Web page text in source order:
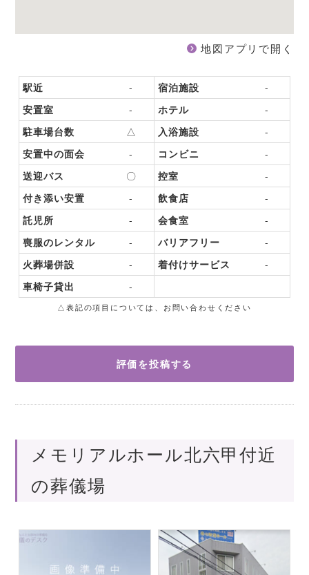
地図アプリで開く
駅近 - 宿泊施設
-
安置室
- ホテル
-
駐車場台数
△ 入浴施設
-
安置中の面会
- コンビニ
-
送迎バス
〇 控室
-
付き添い安置
- 飲食店
-
託児所
- 会食室
-
喪服のレンタル
- バリアフリー
-
火葬場併設
- 着付けサービス
-
車椅子貸出
-
△表記の項目については、お問い合わせください
評価を投稿する
メモリアルホール北六甲付近
の葬儀場